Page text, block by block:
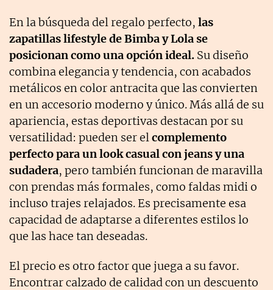
En la búsqueda del regalo perfecto, las
zapatillas lifestyle de Bimba y Lola se
posicionan como una opción ideal. Su diseño
combina elegancia y tendencia, con acabados
metálicos en color antracita que las convierten
en un accesorio moderno y único. Más allá de su
apariencia, estas deportivas destacan por su
versatilidad: pueden ser elcomplemento
perfecto para un look casual con jeans y una
sudadera, pero también funcionan de maravilla
con prendas más formales, como faldas midi o
incluso trajes relajados. Es precisamente esa
capacidad de adaptarse a diferentes estilos lo
que las hace tan deseadas.
El precio es otro factor que juega a su favor.
Encontrar calzado de calidad con un descuento